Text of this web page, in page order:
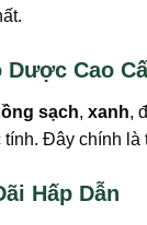
Cao
sạch, xanh,
Đây chính
Hấp Dẫn